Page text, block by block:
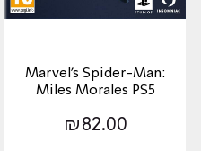
Marvel's Spider-Man:
Miles Morales PS5
₪ 82.00